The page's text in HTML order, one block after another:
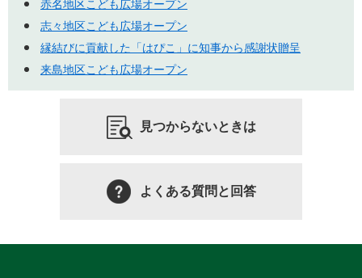
赤名地区こども広場オープン
志々地区こども広場オープン
縁結びに貢献した「はぴこ」に知事から感謝状贈呈
来島地区こども広場オープン
見つからないときは
よくある質問と回答